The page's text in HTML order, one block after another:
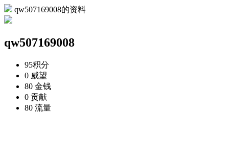
qw507169008的资料
qw507169008
95积分
0 威望
80 金钱
0 贡献
80 流量